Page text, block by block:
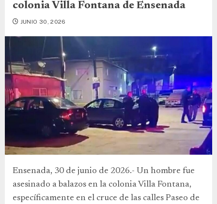
colonia Villa Fontana de Ensenada
JUNIO 30, 2026
Ensenada, 30 de junio de 2026.- Un hombre fue
asesinado a balazos en la colonia Villa Fontana,
específicamente en el cruce de las calles Paseo de